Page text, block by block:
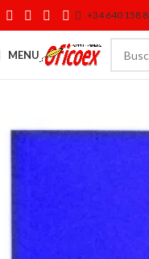
+34 640 158
MENU